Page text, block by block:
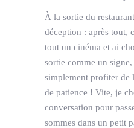
À la sortie du
déception : après tout,
tout un cinéma et ai
sortie comme un
simplement profiter de
de patience ! Vite, je
conversation pour
sommes dans un petit